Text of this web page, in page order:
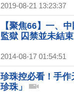
2019-08-21 13:23:37
【聚焦66】一、
監獄 囚禁並未結束
2014-08-17 01:54:51
珍珠控必看！手
珍珠」